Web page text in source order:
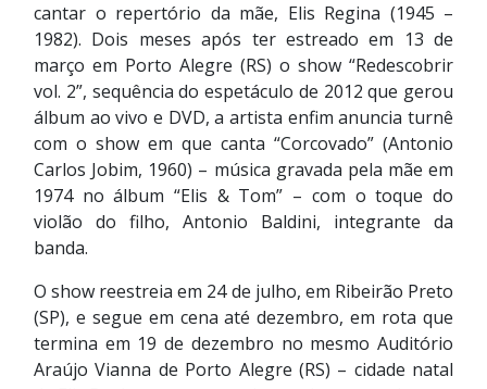
cantar o repertório da mãe, Elis Regina (1945 –
1982). Dois meses após ter estreado em 13 de
março em Porto Alegre (RS) o show “Redescobrir
vol. 2”, sequência do espetáculo de 2012 que gerou
álbum ao vivo e DVD, a artista enfim anuncia turnê
com o show em que canta “Corcovado” (Antonio
Carlos Jobim, 1960) – música gravada pela mãe em
1974 no álbum “Elis & Tom” – com o toque do
violão do filho, Antonio Baldini, integrante da
banda.
O show reestreia em 24 de julho, em Ribeirão Preto
(SP), e segue em cena até dezembro, em rota que
termina em 19 de dezembro no mesmo Auditório
Araújo Vianna de Porto Alegre (RS) – cidade natal